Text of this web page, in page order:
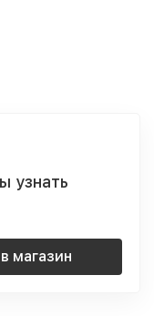
узнать
магазин